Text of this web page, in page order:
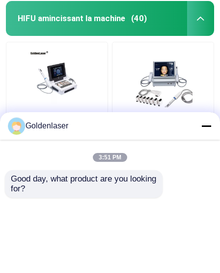
HIFU amincissant la machine (40)
2D 3D 7D HIFU
amincissant machine
de congélation
pour la machine 200W
cou
Goldenlaser
3:51 PM
Good day, what product are you looking
for?